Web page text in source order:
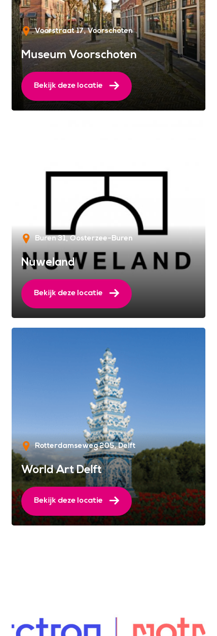
Voorstraat 17 Voorschoten
Museum Voorschoten
Bekijk deze locatie
Buren 31 Oosterzee-Buren
Nuweland
Bekijk deze locatie
Rotterdamseweg 205 Delft
World Art Delft
Bekijk deze locatie